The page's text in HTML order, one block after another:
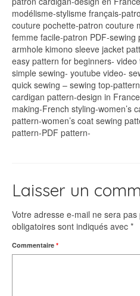
modélisme-stylisme français-
couture pochette-patron couture
femme facile-patron PDF-
armhole kimono sleeve jacket
easy pattern for beginners-
simple sewing- youtube video-
quick sewing – sewing top-
cardigan pattern-design in
making-French styling-women’s
pattern-women’s coat sewing
pattern-PDF pattern-
Laisser un
Votre adresse e-mail ne sera pas
obligatoires sont indiqués avec *
Commentaire *